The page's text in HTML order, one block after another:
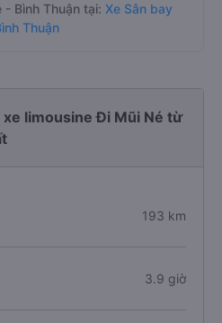
Bình Thuận tại: Xe Sân bay
Thuận
limousine Đi Mũi Né từ
193 km
3.9 giờ